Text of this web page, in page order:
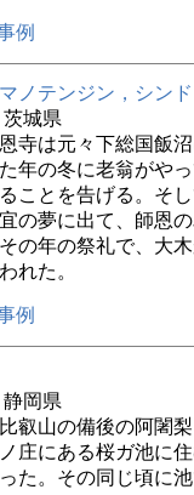
例
ノテンジン，シン
茨城県
寺は元々下総国飯
年の冬に老翁がや
ことを告げる。そ
の夢に出て、師恩
の年の祭礼で、大
れた。
例
静岡県
叡山の備後の阿闍
庄にある桜ガ池に
た。その同じ頃に